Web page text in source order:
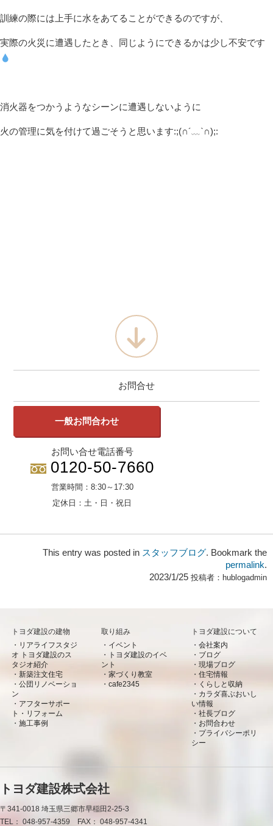
訓練の際には上手に水をあてることができるのですが、
実際の火災に遭遇したとき、同じようにできるかは少し不安です
消火器をつかうようなシーンに遭遇しないように
火の管理に気を付けて過ごそうと思います:;(∩´﹏`∩);:
お問合せ
一般お問合わせ
お問い合せ電話番号
0120-50-7660
営業時間： 8:30～17:30
定休日：土・日・祝日
This entry was posted in スタッフブログ. Bookmark the
permalink.
2023/1/25 投稿者： hublogadmin
トヨダ建設の建物
リアライフスタジ
オ トヨダ建設のス
タジオ紹介
新築注文住宅
公団リノベーショ
ン
アフターサポー
ト・リフォーム
施工事例
取り組み
イベント
トヨダ建設のイベ
ント
家づくり教室
cafe2345
トヨダ建設について
会社案内
ブログ
現場ブログ
住宅情報
くらしと収納
カラダ喜ぶおいし
い情報
社長ブログ
お問合わせ
プライバシーポリ
シー
トヨダ建設株式会社
〒341-0018 埼玉県三郷市早稲田2-25-3
TEL： 048-957-4359 FAX： 048-957-4341